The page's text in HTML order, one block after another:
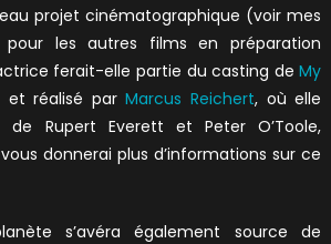
projet cinématographique (voir mes
pour les autres films en préparation
ferait-elle partie du casting deMy
et réalisé parMarcus Reichert, où elle
Rupert Everett et Peter O’Toole,
donnerai plus d’informations sur ce
s’avéra également source de